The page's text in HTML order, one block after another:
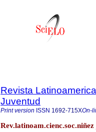
Revista
Juventud
Print version ISSN 1692-715XOn-